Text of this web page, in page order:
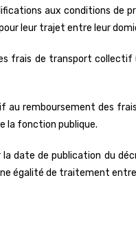
aux conditions de
leur trajet entre leur
frais de transport collectif
au remboursement des
la fonction publique.
la date de publication du
égalité de traitement